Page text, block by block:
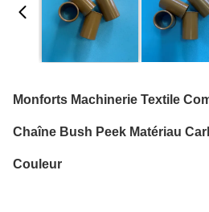
Monforts Machinerie Textile
Chaîne Bush Peek Matériau
Couleur